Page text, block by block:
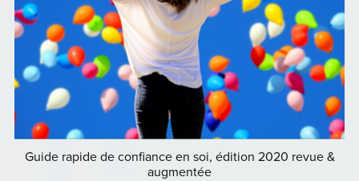
Guide rapide de confiance en soi, édition 2020 revue &
augmentée